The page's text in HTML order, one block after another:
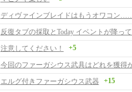
ディヴァインブレイドはもうオワコン
反復タブの採取とToday イベントが降っ
注意してください！
+5
今回のファーガシウス武具はどれを獲得
エルグ付きファーガシウス武器
+15